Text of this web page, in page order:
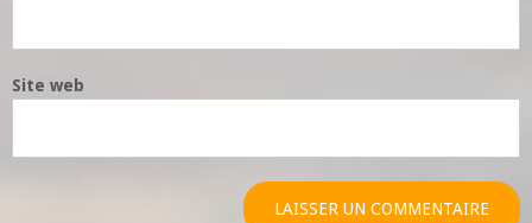
Site web